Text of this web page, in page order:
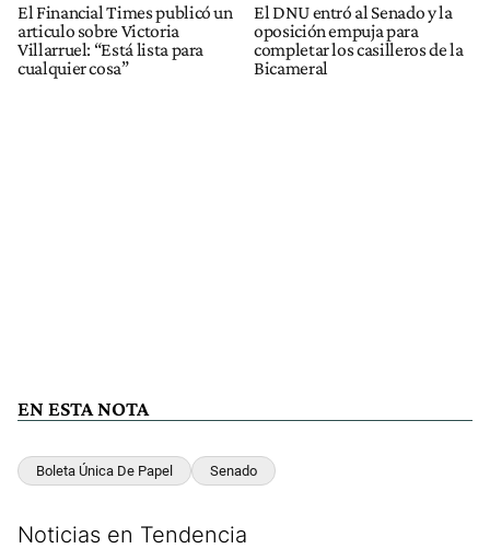
El Financial Times publicó un
articulo sobre Victoria
Villarruel: “Está lista para
cualquier cosa”
El DNU entró al Senado y la
oposición empuja para
completar los casilleros de la
Bicameral
EN ESTA NOTA
Boleta Única De Papel Senado
Noticias en Tendencia